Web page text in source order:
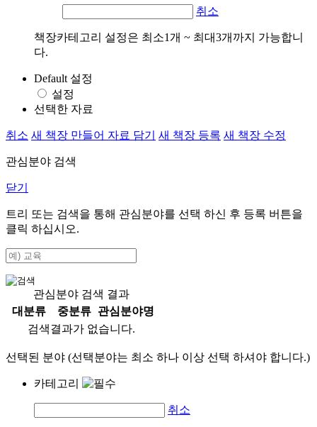
취소
책장카테고리 설정은 최소1개 ~ 최대3개까지 가능합니
다.
Default 설정
설정
선택한 자료
취소 새 책장 만들어 자료 담기 새 책장 등록 새 책장 수정
관심분야 검색
닫기
트리 또는 검색을 통해 관심분야를 선택 하신 후 등록 버튼을
클릭 하십시오.
관심분야 검색 결과
대분류
중분류
관심분야명
검색결과가 없습니다.
선택된 분야 (선택분야는 최소 하나 이상 선택 하셔야 합니다.)
카테고리
취소